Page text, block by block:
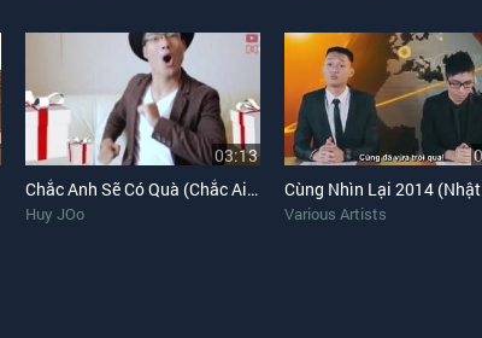
03:13
Chắc Anh Sẽ Có Quà (Chắc Ai Đó Sẽ Về - Huy JOo Chế)
Huy JOo Various Artists